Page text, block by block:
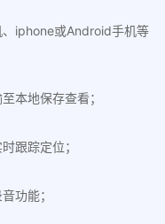
iphone或Android手机等
本地保存查看；
跟踪定位；
功能；